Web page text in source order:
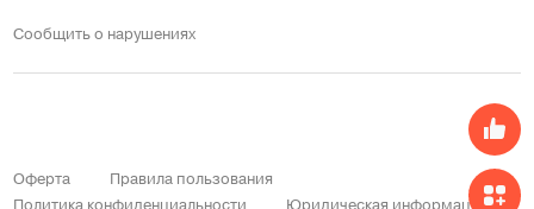
Сообщить о нарушениях
Оферта
Правила пользования
Политика конфиденциальности
Юридическая информация